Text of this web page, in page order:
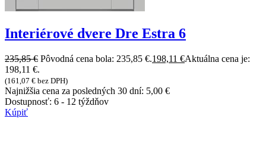
Interiérové dvere Dre Estra 6
235,85€ Pôvodná cena bola: 235,85 €.198,11 €Aktuálna cena je:
198,11 €.
(161,07 € bez DPH)
Najnižšia cena za posledných 30 dní: 5,00 €
Dostupnosť: 6 - 12 týždňov
Kúpiť